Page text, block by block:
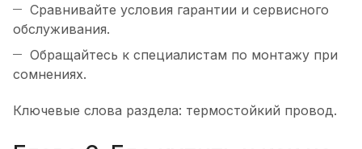
Сравнивайте условия гарантии и сервисного
обслуживания.
Обращайтесь к специалистам по монтажу при
сомнениях.
Ключевые слова раздела: термостойкий провод.